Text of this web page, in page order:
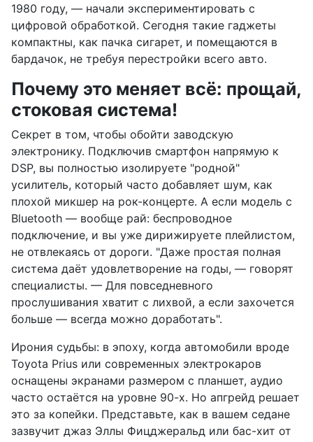
1980 году, — начали экспериментировать с
цифровой обработкой. Сегодня такие гаджеты
компактны, как пачка сигарет, и помещаются в
бардачок, не требуя перестройки всего авто.
Почему это меняет всё: прощай,
стоковая система!
Секрет в том, чтобы обойти заводскую
электронику. Подключив смартфон напрямую к
DSP, вы полностью изолируете "родной"
усилитель, который часто добавляет шум, как
плохой микшер на рок-концерте. А если модель с
Bluetooth — вообще рай: беспроводное
подключение, и вы уже дирижируете плейлистом,
не отвлекаясь от дороги. "Даже простая полная
система даёт удовлетворение на годы, — говорят
специалисты. — Для повседневного
прослушивания хватит с лихвой, а если захочется
больше — всегда можно доработать".
Ирония судьбы: в эпоху, когда автомобили вроде
Toyota Prius или современных электрокаров
оснащены экранами размером с планшет, аудио
часто остаётся на уровне 90-х. Но апгрейд решает
это за копейки. Представьте, как в вашем седане
зазвучит джаз Эллы Фицджеральд или бас-хит от